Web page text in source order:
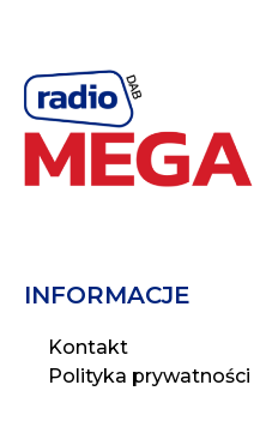
INFORMACJE
Kontakt
Polityka prywatności